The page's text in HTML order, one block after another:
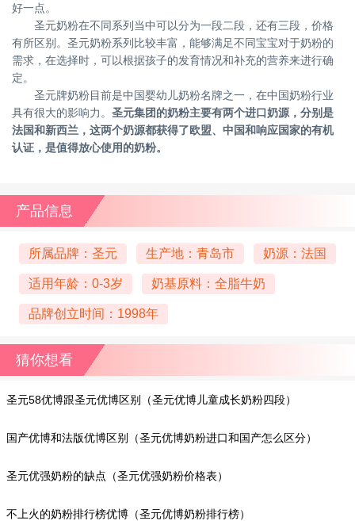
好一点。
圣元奶粉在不同系列当中可以分为一段二段，还有三段，价格
有所区别。圣元奶粉系列比较丰富，能够满足不同宝宝对于奶粉的
需求，在选择时，可以根据孩子的发育情况和补充的营养来进行确
定。
圣元牌奶粉目前是中国婴幼儿奶粉名牌之一，在中国奶粉行业
具有很大的影响力。 圣元集团的奶粉主要有两个进口奶源，分别是
法国和新西兰，这两个奶源都获得了欧盟、中国和响应国家的有机
认证，是值得放心使用的奶粉。
产品信息
所属品牌：圣元 生产地：青岛市 奶源：法国
适用年龄：0-3岁 奶基原料：全脂牛奶
品牌创立时间：1998年
猜你想看
圣元58优博跟圣元优博区别（圣元优博儿童成长奶粉四段）
国产优博和法版优博区别（圣元优博奶粉进口和国产怎么区分）
圣元优强奶粉的缺点（圣元优强奶粉价格表）
不上火的奶粉排行榜优博（圣元优博奶粉排行榜）